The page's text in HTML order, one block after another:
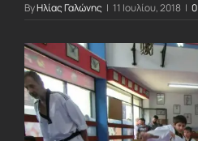
ByΗλίας Γαλώνης | 11 Ιουλίου, 2018 |